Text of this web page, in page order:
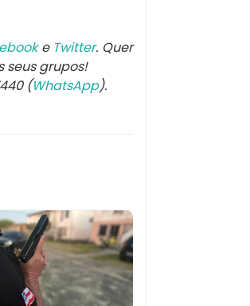
e Twitter. Quer
seus grupos!
(WhatsApp).